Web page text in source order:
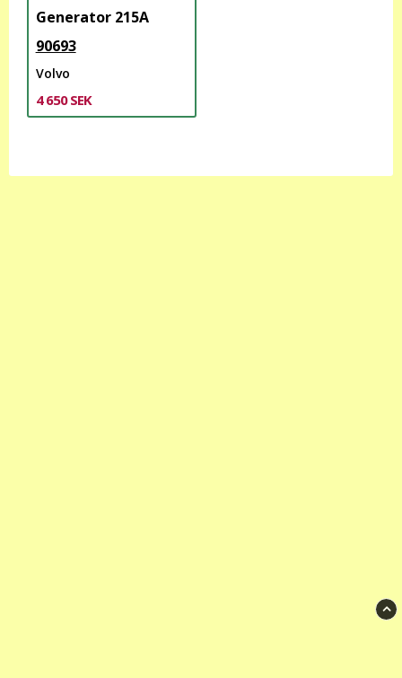
Generator 215A
90693
Volvo
4 650 SEK